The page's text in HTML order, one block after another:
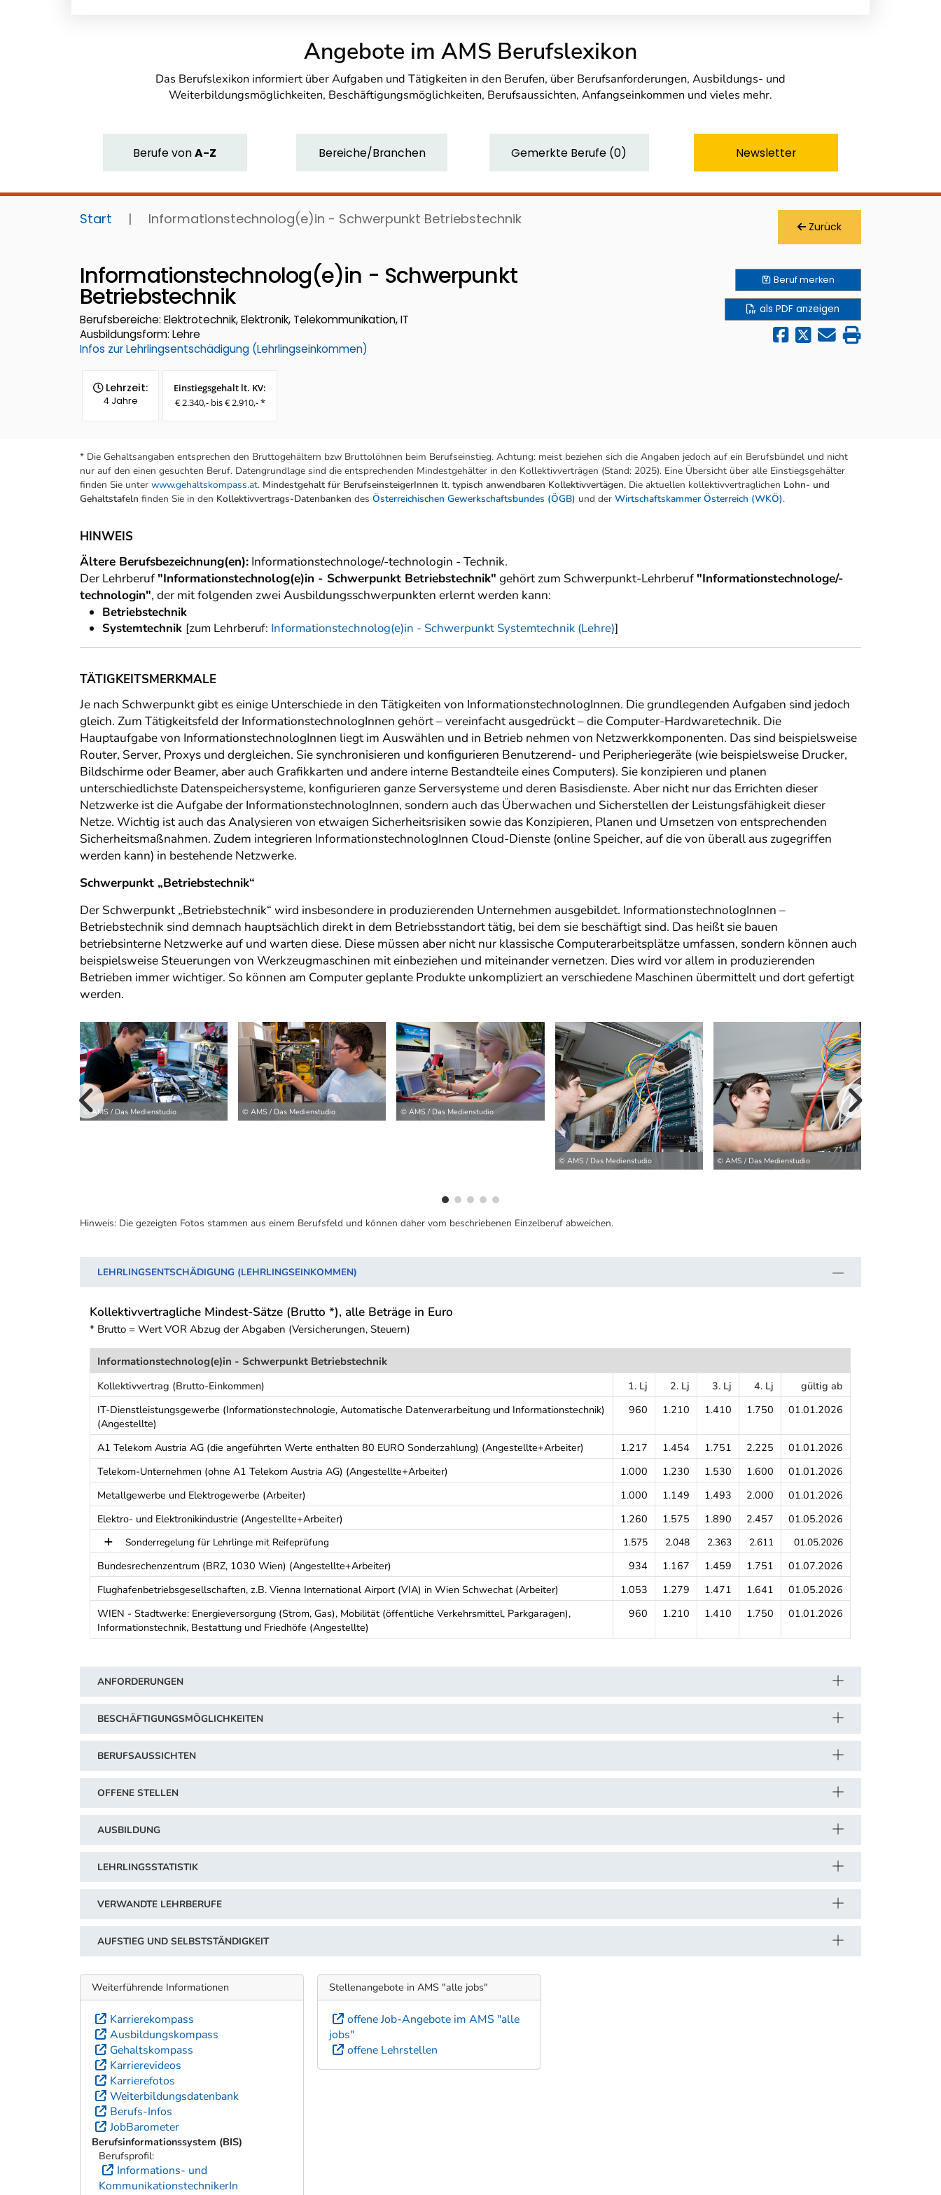
Angebote im AMS Berufslexikon
Das Berufslexikon informiert über Aufgaben und Tätigkeiten in den Berufen, über Berufsanforderungen, Ausbildungs- und
Weiterbildungsmöglichkeiten, Beschäftigungsmöglichkeiten, Berufsaussichten, Anfangseinkommen und vieles mehr.
BerufevonA-Z Bereiche/Branchen Gemerkte Berufe (0) Newsletter
Start | Informationstechnolog(e)in - Schwerpunkt Betriebstechnik Zurück
Informationstechnolog(e)in - Schwerpunkt
Betriebstechnik
Berufsbereiche: Elektrotechnik, Elektronik, Telekommunikation, IT
Ausbildungsform: Lehre
Infos zur Lehrlingsentschädigung (Lehrlingseinkommen)
Lehrzeit:
4 Jahre
Einstiegsgehalt lt. KV:
€ 2.340,- bis € 2.910,- *
Berufmerken
als PDF anzeigen
* Die Gehaltsangaben entsprechen den Bruttogehältern bzw Bruttolöhnen beim Berufseinstieg. Achtung: meist beziehen sich die Angaben jedoch auf ein Berufsbündel und nicht
nur auf den einen gesuchten Beruf. Datengrundlage sind die entsprechenden Mindestgehälter in den Kollektivverträgen (Stand: 2025). Eine Übersicht über alle Einstiegsgehälter
finden Sie unter www.gehaltskompass.at. Mindestgehalt für BerufseinsteigerInnen lt. typisch anwendbaren Kollektivvertägen. Die aktuellen kollektivvertraglichen Lohn- und
Gehaltstafeln finden Sie in den Kollektivvertrags-Datenbanken des Österreichischen Gewerkschaftsbundes (ÖGB) und der Wirtschaftskammer Österreich (WKÖ).
HINWEIS
Ältere Berufsbezeichnung(en): Informationstechnologe/-technologin - Technik.
Der Lehrberuf "Informationstechnolog(e)in - Schwerpunkt Betriebstechnik" gehört zum Schwerpunkt-Lehrberuf "Informationstechnologe/-
technologin", der mit folgenden zwei Ausbildungsschwerpunkten erlernt werden kann:
Betriebstechnik
Systemtechnik [zum Lehrberuf: Informationstechnolog(e)in - Schwerpunkt Systemtechnik (Lehre)]
TÄTIGKEITSMERKMALE
Je nach Schwerpunkt gibt es einige Unterschiede in den Tätigkeiten von InformationstechnologInnen. Die grundlegenden Aufgaben sind jedoch
gleich. Zum Tätigkeitsfeld der InformationstechnologInnen gehört – vereinfacht ausgedrückt – die Computer-Hardwaretechnik. Die
Hauptaufgabe von InformationstechnologInnen liegt im Auswählen und in Betrieb nehmen von Netzwerkkomponenten. Das sind beispielsweise
Router, Server, Proxys und dergleichen. Sie synchronisieren und konfigurieren Benutzerend- und Peripheriegeräte (wie beispielsweise Drucker,
Bildschirme oder Beamer, aber auch Grafikkarten und andere interne Bestandteile eines Computers). Sie konzipieren und planen
unterschiedlichste Datenspeichersysteme, konfigurieren ganze Serversysteme und deren Basisdienste. Aber nicht nur das Errichten dieser
Netzwerke ist die Aufgabe der InformationstechnologInnen, sondern auch das Überwachen und Sicherstellen der Leistungsfähigkeit dieser
Netze. Wichtig ist auch das Analysieren von etwaigen Sicherheitsrisiken sowie das Konzipieren, Planen und Umsetzen von entsprechenden
Sicherheitsmaßnahmen. Zudem integrieren InformationstechnologInnen Cloud-Dienste (online Speicher, auf die von überall aus zugegriffen
werden kann) in bestehende Netzwerke.
Schwerpunkt „Betriebstechnik“
Der Schwerpunkt „Betriebstechnik“ wird insbesondere in produzierenden Unternehmen ausgebildet. InformationstechnologInnen –
Betriebstechnik sind demnach hauptsächlich direkt in dem Betriebsstandort tätig, bei dem sie beschäftigt sind. Das heißt sie bauen
betriebsinterne Netzwerke auf und warten diese. Diese müssen aber nicht nur klassische Computerarbeitsplätze umfassen, sondern können auch
beispielsweise Steuerungen von Werkzeugmaschinen mit einbeziehen und miteinander vernetzen. Dies wird vor allem in produzierenden
Betrieben immer wichtiger. So können am Computer geplante Produkte unkompliziert an verschiedene Maschinen übermittelt und dort gefertigt
werden.
© AMS / Das Medienstudio © AMS / Das Medienstudio © AMS / Das Medienstudio
© AMS / Das Medienstudio © AMS / Das Medienstudio
vorherige Bilder weitere Bilder>
Hinweis: Die gezeigten Fotos stammen aus einem Berufsfeld und können daher vom beschriebenen Einzelberuf abweichen.
LEHRLINGSENTSCHÄDIGUNG (LEHRLINGSEINKOMMEN)
Kollektivvertragliche Mindest-Sätze (Brutto *), alle Beträge in Euro
* Brutto = Wert VOR Abzug der Abgaben (Versicherungen, Steuern)
Informationstechnolog(e)in - Schwerpunkt Betriebstechnik
Kollektivvertrag (Brutto-Einkommen)
1. Lj 2. Lj 3. Lj 4. Lj
gültig ab
IT-Dienstleistungsgewerbe (Informationstechnologie, Automatische Datenverarbeitung und Informationstechnik)
(Angestellte)
960 1.210 1.410 1.750 01.01.2026
A1 Telekom Austria AG (die angeführten Werte enthalten 80 EURO Sonderzahlung) (Angestellte+Arbeiter) 1.217 1.454 1.751 2.225
01.01.2026
Telekom-Unternehmen (ohne A1 Telekom Austria AG) (Angestellte+Arbeiter)
1.000 1.230 1.530 1.600
01.01.2026
Metallgewerbe und Elektrogewerbe (Arbeiter)
1.000 1.149 1.493 2.000
01.01.2026
Elektro- und Elektronikindustrie (Angestellte+Arbeiter)
1.260 1.575 1.890 2.457 01.05.2026
Sonderregelung für Lehrlinge mit Reifeprüfung 1.575 2.048 2.363 2.611 01.05.2026
Bundesrechenzentrum (BRZ, 1030 Wien) (Angestellte+Arbeiter) 934 1.167 1.459 1.751
01.07.2026
Flughafenbetriebsgesellschaften, z.B. Vienna International Airport (VIA) in Wien Schwechat (Arbeiter)
1.053 1.279 1.471 1.641
01.05.2026
WIEN - Stadtwerke: Energieversorgung (Strom, Gas), Mobilität (öffentliche Verkehrsmittel, Parkgaragen),
Informationstechnik, Bestattung und Friedhöfe (Angestellte)
960 1.210 1.410 1.750 01.01.2026
ANFORDERUNGEN
BESCHÄFTIGUNGSMÖGLICHKEITEN
BERUFSAUSSICHTEN
OFFENE STELLEN
AUSBILDUNG
LEHRLINGSSTATISTIK
VERWANDTE LEHRBERUFE
AUFSTIEG UND SELBSTSTÄNDIGKEIT
Weiterführende Informationen
Karrierekompass
Ausbildungskompass
Gehaltskompass
Karrierevideos
Karrierefotos
Weiterbildungsdatenbank
Berufs-Infos
JobBarometer
Berufsinformationssystem (BIS)
Berufsprofil:
Informations- und
KommunikationstechnikerIn
Stellenangebote in AMS "alle jobs"
offene Job-Angebote im AMS "alle
jobs"
offene Lehrstellen